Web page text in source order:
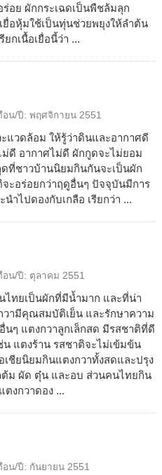
อย ผักกระเฉดเป็นพืชล้มลุก
อหุ้มใช้เป็นทุ่นช่วยพยุงให้ลำต้น
กเนื้อเยื่อนี้ว่า ...
อน/ปี: พฤศจิกายน 2551
แวดล้อม ให้รู้ว่าดินและอากาศดี
ดี อากาศไม่ดี ผักกูดจะไม่ยอม
ที่ชาวบ้านนิยมกินกันจะเป็นผัก
ะอร่อยกว่าฤดูอื่นๆ ปัจจุบันมีการ
ำไปดองกับเกลือ เรียกว่า ...
อน/ปี: ตุลาคม 2551
ไทยเป็นผักที่มีน้ำมาก และที่น่า
ามีคุณสมบัติเย็น และรักษาความ
ๆ แตงกวาลูกเล็กสด มีรสชาติที่ดี
แตงร้าน รสชาติจะไม่เข้มข้น
ชียนิยมกินแตงกวาทั้งสดและปรุง
ต้ม ผัด ตุ๋น และอบ ส่วนคนไทยกิน
งกวาดอง ...
อน/ปี: กันยายน 2551